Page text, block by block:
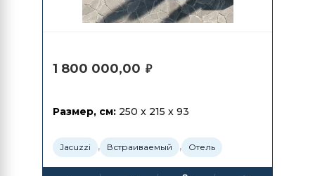
1 800 000,00 ₽
Размер, см: 250 x 215 x 93
Jacuzzi , Встраиваемый , Отель